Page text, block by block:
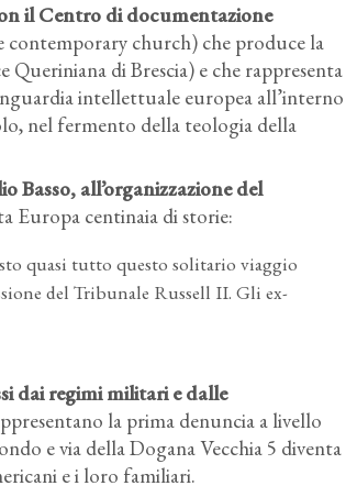
il Centro di documentazione
church) che produce la
di Brescia) e che rappresenta
intellettuale europea all’interno
nel fermento della teologia della
Basso, all’organizzazione del
Europa centinaia di storie:
quasi tutto questo solitario viaggio
del Tribunale Russell II. Gli ex-
dai regimi militari e dalle
la prima denuncia a livello
e via della Dogana Vecchia 5 diventa
e i loro familiari.